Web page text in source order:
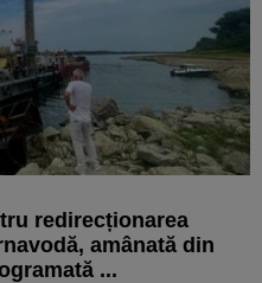
redirecționarea
amânată din
...